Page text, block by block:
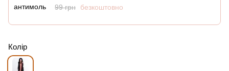
99 грн
безкоштовно
Колір